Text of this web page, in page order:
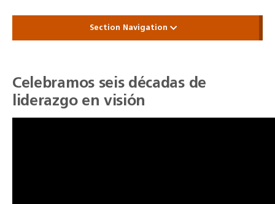
Section Navigation
Celebramos seis décadas de
liderazgo en visión